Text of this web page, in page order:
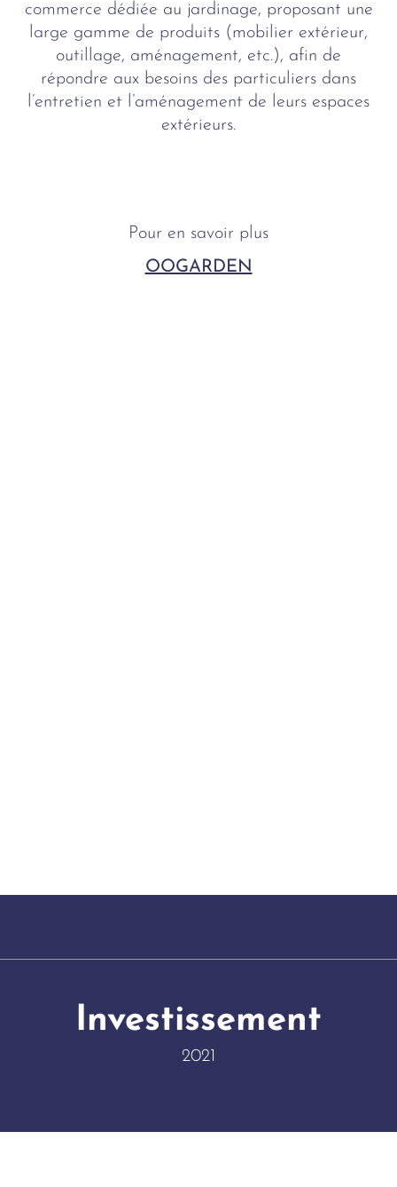
commerce dédiée au jardinage, proposant une
large gamme de produits (mobilier extérieur,
outillage, aménagement, etc.), afin de
répondre aux besoins des particuliers dans
l’entretien et l’aménagement de leurs espaces
extérieurs.
Pour en savoir plus
OOGARDEN
Investissement
2021